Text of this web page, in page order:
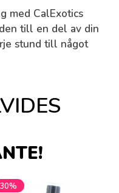
med CalExotics
till en del av din
stund till något
30%